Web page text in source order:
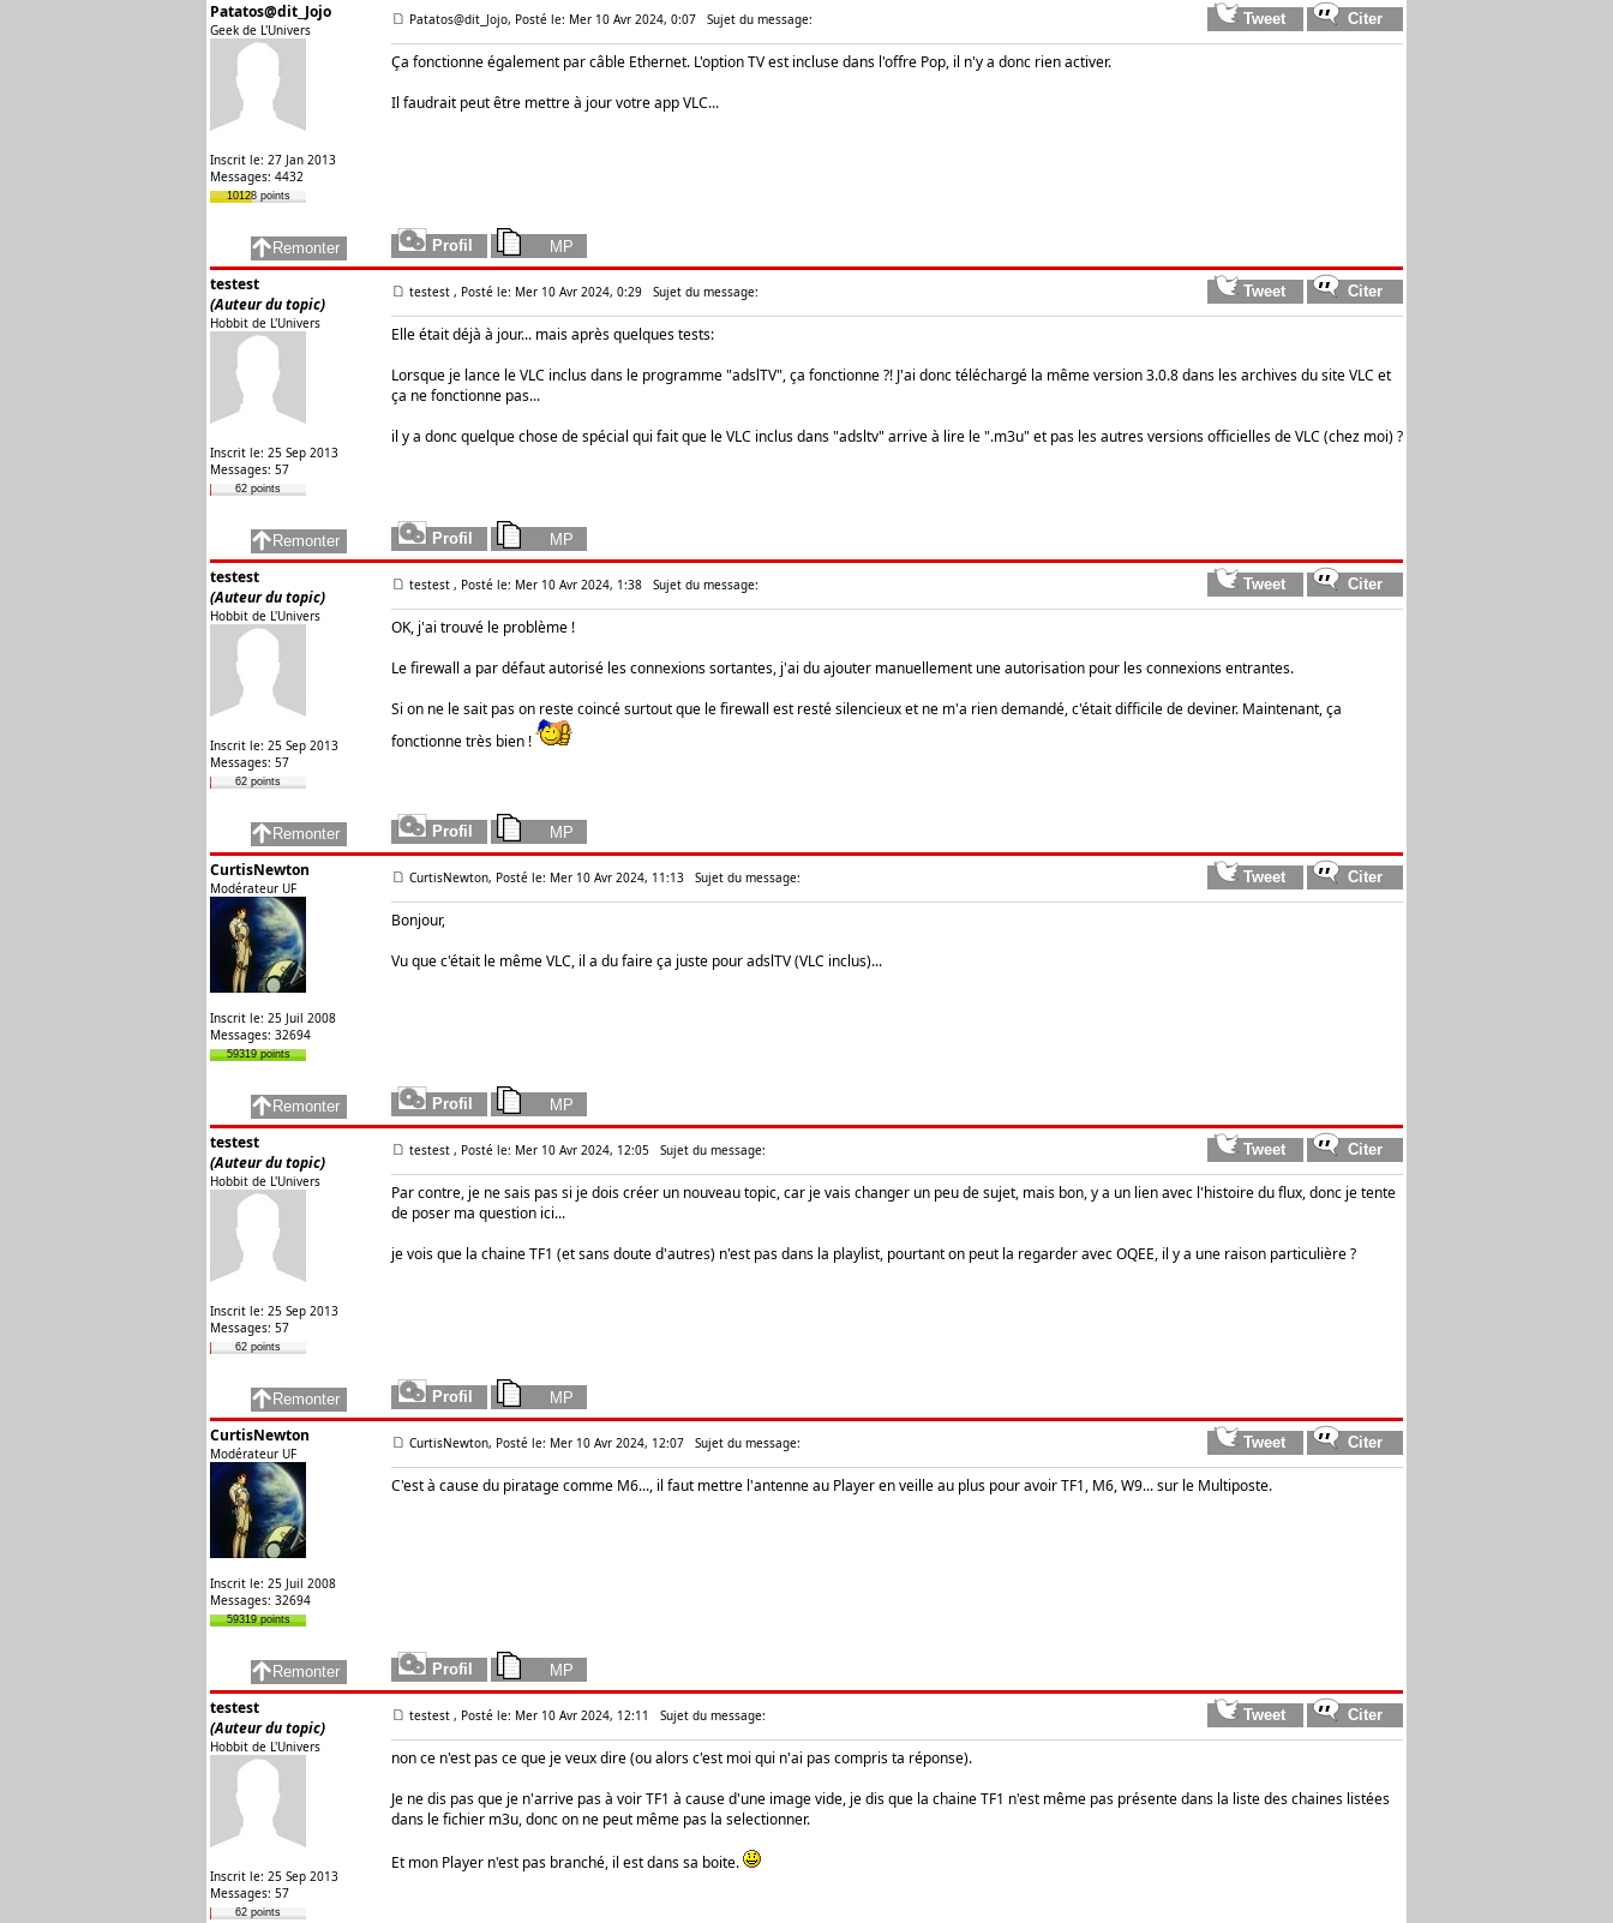
Patatos@dit_Jojo
Geek de L'Univers
Inscrit le: 27 Jan 2013
Messages: 4432
10128 points
Patatos@dit_Jojo, Posté le: Mer 10 Avr 2024, 0:07 Sujet du message:
Ça fonctionne également par câble Ethernet. L'option TV est incluse dans l'offre Pop, il n'y a donc rien activer.
Il faudrait peut être mettre à jour votre app VLC...
testest
(Auteur du topic)
Hobbit de L'Univers
Inscrit le: 25 Sep 2013
Messages: 57
62 points
testest , Posté le: Mer 10 Avr 2024, 0:29 Sujet du message:
Elle était déjà à jour... mais après quelques tests:
Lorsque je lance le VLC inclus dans le programme "adslTV", ça fonctionne ?! J'ai donc téléchargé la même version 3.0.8 dans les archives du site VLC et
ça ne fonctionne pas...
il y a donc quelque chose de spécial qui fait que le VLC inclus dans "adsltv" arrive à lire le ".m3u" et pas les autres versions officielles de VLC (chez moi) ?
testest
(Auteur du topic)
Hobbit de L'Univers
Inscrit le: 25 Sep 2013
Messages: 57
62 points
testest , Posté le: Mer 10 Avr 2024, 1:38 Sujet du message:
OK, j'ai trouvé le problème !
Le firewall a par défaut autorisé les connexions sortantes, j'ai du ajouter manuellement une autorisation pour les connexions entrantes.
Si on ne le sait pas on reste coincé surtout que le firewall est resté silencieux et ne m'a rien demandé, c'était difficile de deviner. Maintenant, ça
fonctionne très bien !
CurtisNewton
Modérateur UF
Inscrit le: 25 Juil 2008
Messages: 32694
59319 points
CurtisNewton, Posté le: Mer 10 Avr 2024, 11:13 Sujet du message:
Bonjour,
Vu que c'était le même VLC, il a du faire ça juste pour adslTV (VLC inclus)...
testest
(Auteur du topic)
Hobbit de L'Univers
Inscrit le: 25 Sep 2013
Messages: 57
62 points
testest , Posté le: Mer 10 Avr 2024, 12:05 Sujet du message:
Par contre, je ne sais pas si je dois créer un nouveau topic, car je vais changer un peu de sujet, mais bon, y a un lien avec l'histoire du flux, donc je tente
de poser ma question ici...
je vois que la chaine TF1 (et sans doute d'autres) n'est pas dans la playlist, pourtant on peut la regarder avec OQEE, il y a une raison particulière ?
CurtisNewton
Modérateur UF
Inscrit le: 25 Juil 2008
Messages: 32694
59319 points
CurtisNewton, Posté le: Mer 10 Avr 2024, 12:07 Sujet du message:
C'est à cause du piratage comme M6..., il faut mettre l'antenne au Player en veille au plus pour avoir TF1, M6, W9... sur le Multiposte.
testest
(Auteur du topic)
Hobbit de L'Univers
Inscrit le: 25 Sep 2013
Messages: 57
62 points
testest , Posté le: Mer 10 Avr 2024, 12:11 Sujet du message:
non ce n'est pas ce que je veux dire (ou alors c'est moi qui n'ai pas compris ta réponse).
Je ne dis pas que je n'arrive pas à voir TF1 à cause d'une image vide, je dis que la chaine TF1 n'est même pas présente dans la liste des chaines listées
dans le fichier m3u, donc on ne peut même pas la selectionner.
Et mon Player n'est pas branché, il est dans sa boite.